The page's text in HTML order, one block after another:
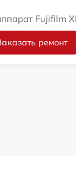
Fujifilm
ремонт